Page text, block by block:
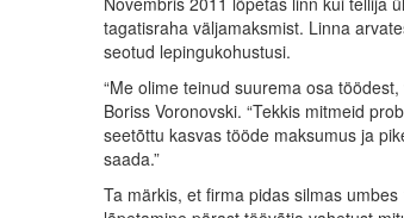
tagatisraha väljamaksmist. Linna
seotud lepingukohustusi.
“Me olime teinud suurema osa
Boriss Voronovski. “Tekkis mitmeid
seetõttu kasvas tööde maksumus ja
saada.”
Ta märkis, et firma pidas silmas